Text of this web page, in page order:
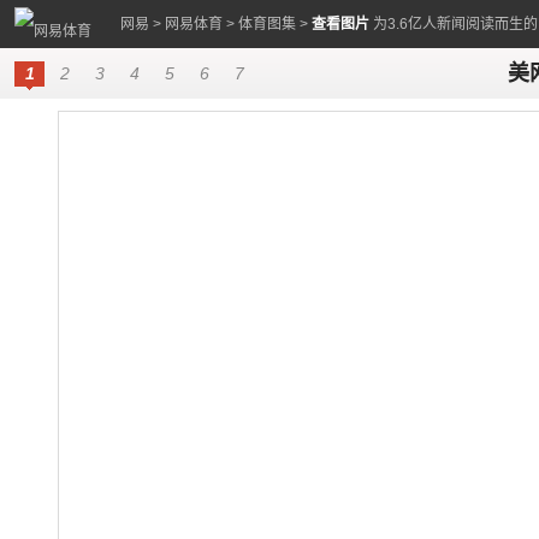
网易 > 网易体育 > 体育图集 > 查看图片 为3.6亿人新闻阅读而生
1 2 3 4 5 6 7 美